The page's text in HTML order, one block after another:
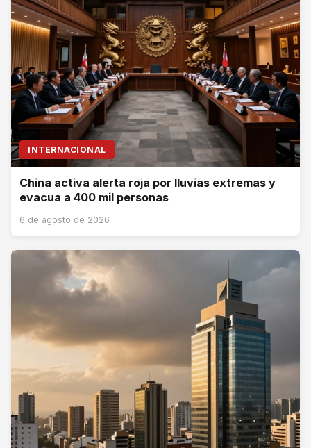
INTERNACIONAL
China activa alerta roja por lluvias extremas y
evacua a 400 mil personas
6 de agosto de 2026